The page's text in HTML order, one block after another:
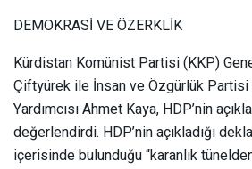
DEMOKRASİ VE ÖZERKLİK
Kürdistan Komünist Partisi (KKP)
Çiftyürek ile İnsan ve Özgürlük Partisi
Yardımcısı Ahmet Kaya, HDP’nin
değerlendirdi. HDP’nin açıkladığı
içerisinde bulunduğu “karanlık tünelden